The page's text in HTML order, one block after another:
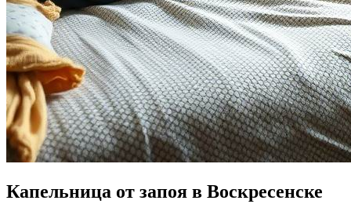
Капельница от запоя в Воскресенске